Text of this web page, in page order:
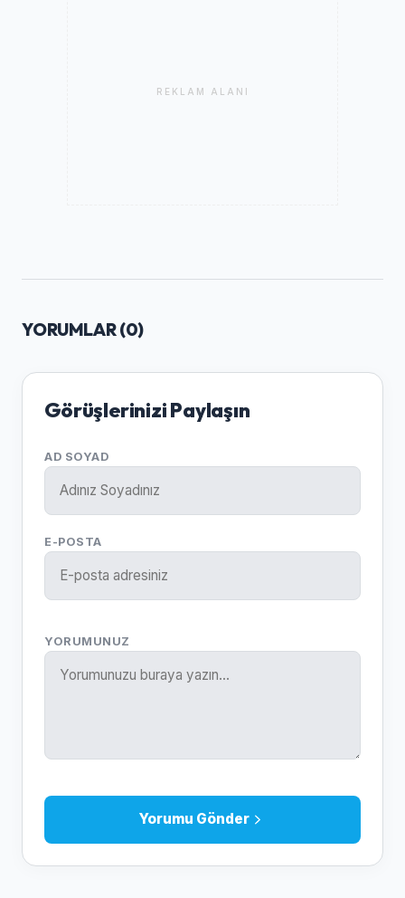
REKLAM ALANI
YORUMLAR (0)
Görüşlerinizi Paylaşın
AD SOYAD
E-POSTA
YORUMUNUZ
Yorumu Gönder